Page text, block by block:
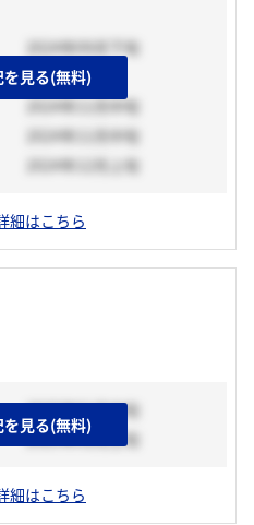
2024年09月下旬
2024年11月中旬
2024年11月中旬
2024年12月上旬
細はこちら
見る(無料)
2025年01月中旬
2025年02月上旬
細はこちら
見る(無料)